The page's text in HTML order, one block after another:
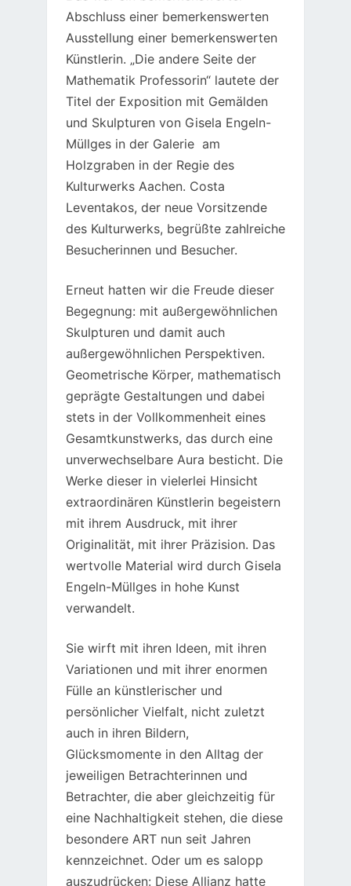
Abschluss einer bemerkenswerten
Ausstellung einer bemerkenswerten
Künstlerin. „Die andere Seite der
Mathematik Professorin“ lautete der
Titel der Exposition mit Gemälden
und Skulpturen von Gisela Engeln-
Müllges in der Galerie am
Holzgraben in der Regie des
Kulturwerks Aachen. Costa
Leventakos, der neue Vorsitzende
des Kulturwerks, begrüßte zahlreiche
Besucherinnen und Besucher.
Erneut hatten wir die Freude dieser
Begegnung: mit außergewöhnlichen
Skulpturen und damit auch
außergewöhnlichen Perspektiven.
Geometrische Körper, mathematisch
geprägte Gestaltungen und dabei
stets in der Vollkommenheit eines
Gesamtkunstwerks, das durch eine
unverwechselbare Aura besticht. Die
Werke dieser in vielerlei Hinsicht
extraordinären Künstlerin begeistern
mit ihrem Ausdruck, mit ihrer
Originalität, mit ihrer Präzision. Das
wertvolle Material wird durch Gisela
Engeln-Müllges in hohe Kunst
verwandelt.
Sie wirft mit ihren Ideen, mit ihren
Variationen und mit ihrer enormen
Fülle an künstlerischer und
persönlicher Vielfalt, nicht zuletzt
auch in ihren Bildern,
Glücksmomente in den Alltag der
jeweiligen Betrachterinnen und
Betrachter, die aber gleichzeitig für
eine Nachhaltigkeit stehen, die diese
besondere ART nun seit Jahren
kennzeichnet. Oder um es salopp
auszudrücken: Diese Allianz hatte